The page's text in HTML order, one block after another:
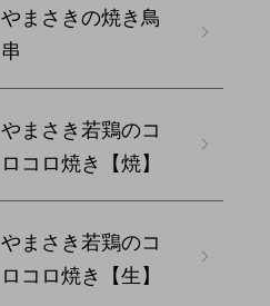
やまさきの焼き鳥
串
やまさき若鶏のコ
ロコロ焼き【焼】
やまさき若鶏のコ
ロコロ焼き【生】